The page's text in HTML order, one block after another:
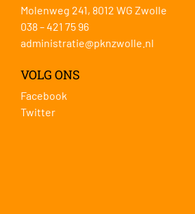
Molenweg 241, 8012 WG Zwolle
038 – 421 75 96
administratie@pknzwolle.nl
VOLG ONS
Facebook
Twitter